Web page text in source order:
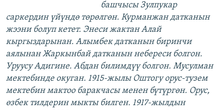
башчысы Зулпукар
саркердин үйүндө төрөлгөн. Курманжан датканын
жээни болуп кетет. Энеси жактан Алай
кыргыздарынан. Алымбек датканын биринчи
аялынан Жаркынбай датканын небереси болгон.
Уруусу Адигине. Абдан билимдүү болгон. Мусулман
мектебинде окуган. 1915-жылы Оштогу орус-тузем
мектебин мактоо баракчасы менен бүтүргөн. Орус,
өзбек тилдерин мыкты билген. 1917-жылдын